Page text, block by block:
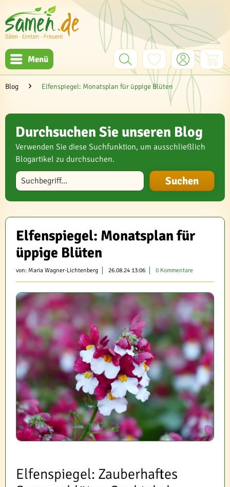
Menü
Blog Elfenspiegel: Monatsplan für üppige Blüten
Durchsuchen Sie unseren Blog
Verwenden Sie diese Suchfunktion, um ausschließlich
Blogartikel zu durchsuchen.
Blog durchsuchen
Elfenspiegel: Monatsplan für
üppige Blüten
von: Maria Wagner-Lichtenberg 26.08.24 13:06 0 Kommentare
Elfenspiegel: Zauberhaftes